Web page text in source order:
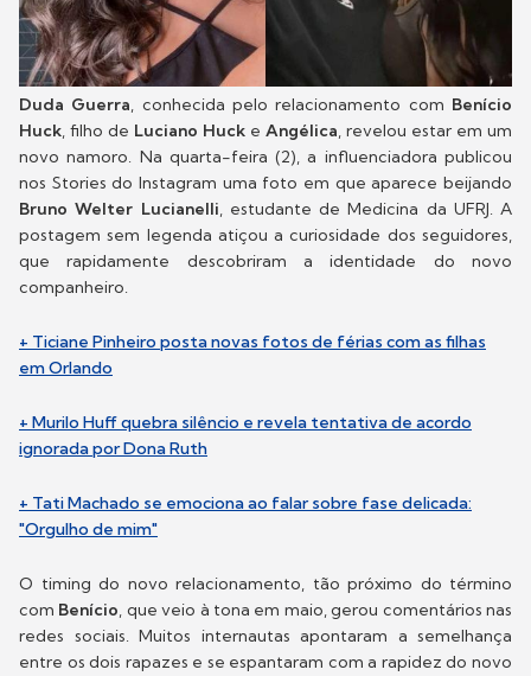
Duda Guerra, conhecida pelo relacionamento com Benício
Huck, filho de Luciano Huck e Angélica, revelou estar em um
novo namoro. Na quarta-feira (2), a influenciadora publicou
nos Stories do Instagram uma foto em que aparece beijando
Bruno Welter Lucianelli, estudante de Medicina da UFRJ. A
postagem sem legenda atiçou a curiosidade dos seguidores,
que rapidamente descobriram a identidade do novo
companheiro.
+ Ticiane Pinheiro posta novas fotos de férias com as filhas
em Orlando
+ Murilo Huff quebra silêncio e revela tentativa de acordo
ignorada por Dona Ruth
+ Tati Machado se emociona ao falar sobre fase delicada:
"Orgulho de mim"
O timing do novo relacionamento, tão próximo do término
com Benício, que veio à tona em maio, gerou comentários nas
redes sociais. Muitos internautas apontaram a semelhança
entre os dois rapazes e se espantaram com a rapidez do novo